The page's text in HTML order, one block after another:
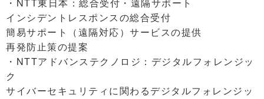
インシデントレスポンスの総合受付
簡易サポート（遠隔対応）サービスの提供
再発防止策の提案
・NTTアドバンステクノロジ：デジタルフォレンジッ
ク
サイバーセキュリティに関わるデジタルフォレンジッ